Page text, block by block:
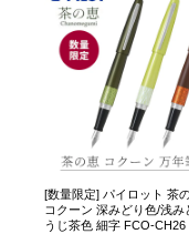
[数量限定] パイロット 茶
コクーン 深みどり色/浅み
うじ茶色 細字 FCO-CH26